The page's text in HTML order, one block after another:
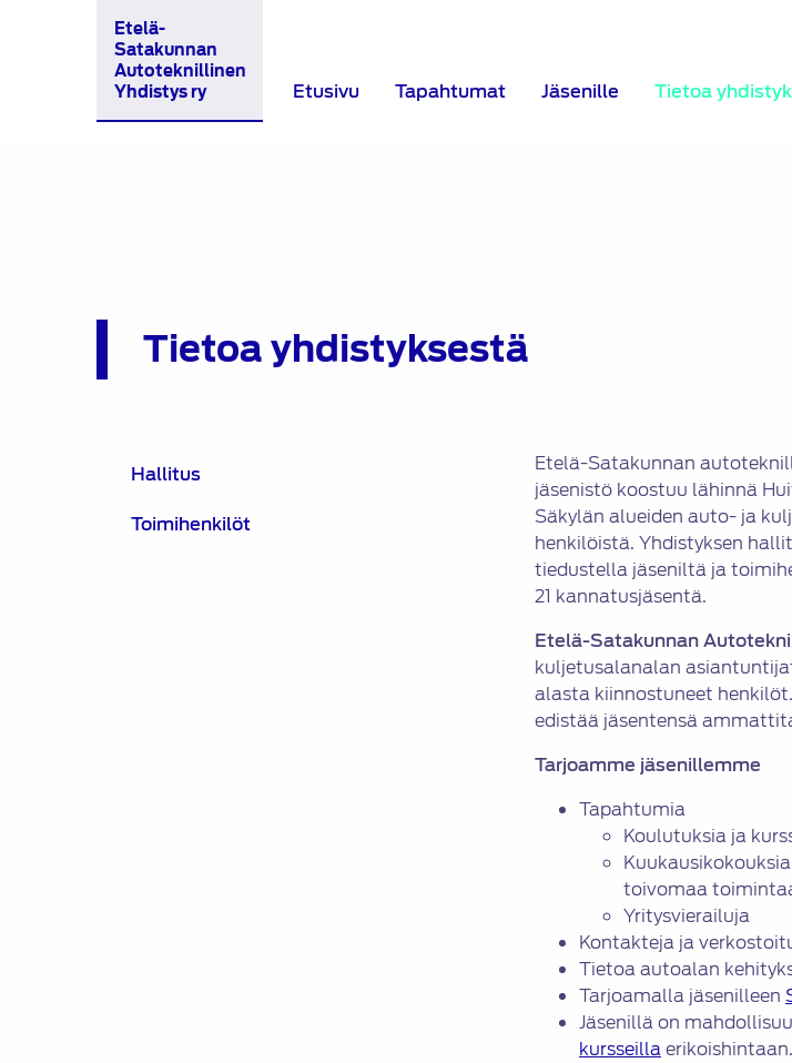
Etelä-
Satakunnan
Autoteknillinen
Yhdistys ry
Etusivu Tapahtumat Jäsenille Tietoa
Tietoa yhdistyksestä
Hallitus
Toimihenkilöt
Etelä-Satakunnan
jäsenistö koostuu lähinnä
Säkylän alueiden auto- ja
henkilöistä. Yhdistyksen
tiedustella jäseniltä ja
21 kannatusjäsentä.
Etelä-Satakunnan
kuljetusalanalan
alasta kiinnostuneet
edistää jäsentensä
Tarjoamme jäsenillemme
Tapahtumia
Koulutuksia ja
toivomaa
Yritysvierailuja
Kontakteja ja
Tietoa autoalan
Tarjoamalla jäsenilleen
Jäsenillä on
kursseillaerikoishintaan.